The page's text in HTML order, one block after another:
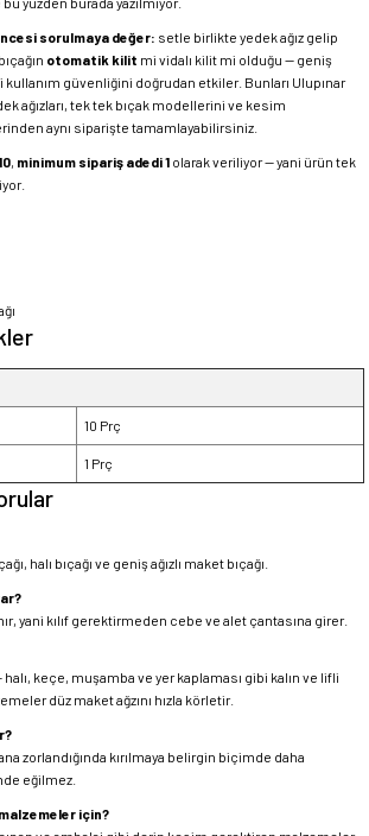
sorulmaya değer: setle birlikte yedek ağız gelip
otomatik kilit mi vidalı kilit mi olduğu — geniş
kullanım güvenliğini doğrudan etkiler. Bunları Ulupınar
ağızları, tek tek bıçak modellerini ve kesim
aynı siparişte tamamlayabilirsiniz.
, minimum sipariş adedi 1 olarak veriliyor — yani ürün tek
10 Prç
1 Prç
halı bıçağı ve geniş ağızlı maket bıçağı.
yani kılıf gerektirmeden cebe ve alet çantasına girer.
halı, keçe, muşamba ve yer kaplaması gibi kalın ve lifli
düz maket ağzını hızla körletir.
zorlandığında kırılmaya belirgin biçimde daha
eğilmez.
malzemeler için?